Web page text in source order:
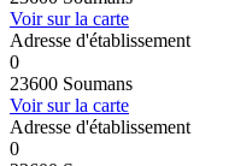
Voir sur la carte
Adresse d'établissement
0
23600 Soumans
Voir sur la carte
Adresse d'établissement
0